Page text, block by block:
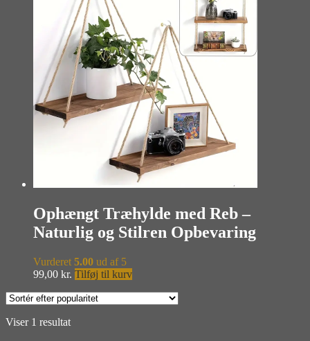
Ophængt Træhylde med Reb –
Naturlig og Stilren Opbevaring
Vurderet 5.00 ud af 5
99,00 kr. Tilføj til kurv
Viser 1 resultat